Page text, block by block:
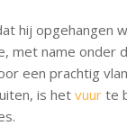
hij opgehangen
met name onder
een prachtig
is het vuurte